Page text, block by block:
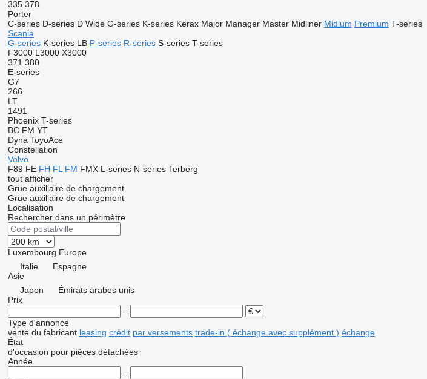
335 378
Porter
C-series D-series D Wide G-series K-series Kerax Major Manager Master Midliner Midlum Premium T-series
Scania
G-series K-series LB P-series R-series S-series T-series
F3000 L3000 X3000
371 380
E-series
G7
266
LT
1491
Phoenix T-series
BC FM YT
Dyna ToyoAce
Constellation
Volvo
F89 FE FH FL FM FMX L-series N-series Terberg
tout afficher
Grue auxiliaire de chargement
Grue auxiliaire de chargement
Localisation
Rechercher dans un périmètre
Luxembourg Europe
Italie
Espagne
Asie
Japon
Émirats arabes unis
Prix
–
Type d'annonce
vente du fabricant leasing crédit par versements trade-in ( échange avec supplément ) échange
État
d'occasion pour pièces détachées
Année
–